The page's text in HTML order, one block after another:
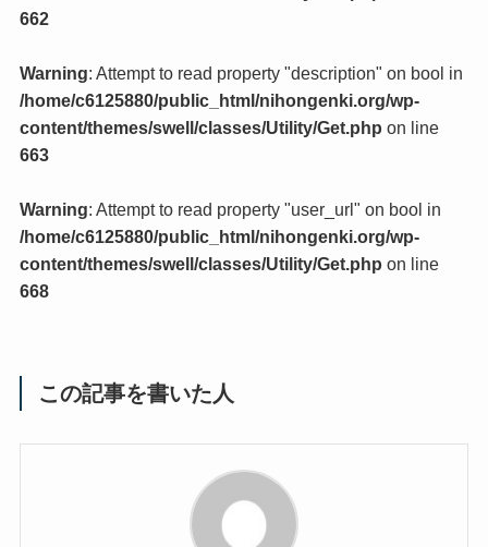
662
Warning: Attempt to read property "description" on bool in
/home/c6125880/public_html/nihongenki.org/wp-
content/themes/swell/classes/Utility/Get.php on line
663
Warning: Attempt to read property "user_url" on bool in
/home/c6125880/public_html/nihongenki.org/wp-
content/themes/swell/classes/Utility/Get.php on line
668
この記事を書いた人